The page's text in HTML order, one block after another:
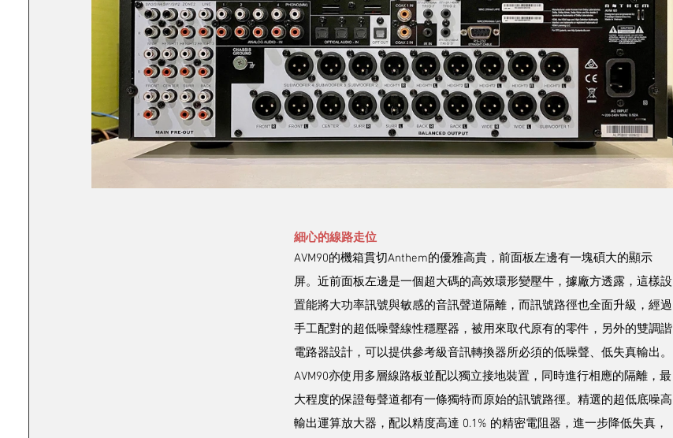
細心的線路走位
AVM90的機箱貫切Anthem的優雅高貴，前面板左邊有一塊碩大的顯示
屏。近前面板左邊是一個超大碼的高效環形變壓牛，據廠方透露，這樣設
置能將大功率訊號與敏感的音訊聲道隔離，而訊號路徑也全面升級，經過
手工配對的超低噪聲線性穩壓器，被用來取代原有的零件，另外的雙調諧
電路器設計，可以提供參考級音訊轉換器所必須的低噪聲、低失真輸出。
AVM90亦使用多層線路板並配以獨立接地裝置，同時進行相應的隔離，最
大程度的保證每聲道都有一條獨特而原始的訊號路徑。精選的超低底噪高
輸出運算放大器，配以精度高達 0.1% 的精密電阻器，進一步降低失真，